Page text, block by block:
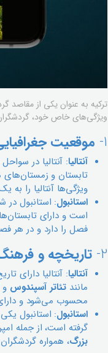
ترکیه به عنوان یکی از مقاصد
ویژگی‌های خاص خود، گردشگران
1- موقعیت
آنتالیا: آنتالیا در
تابستان و زمستان‌های
ویژگی‌ها آنتالیا را
استانبول: استانبول در
است و دارای
فصل را دارد و در هر
2- تاریخچه و
آنتالیا: آنتالیا دارای
مانند تئاتر آسپندوس و
محسوب می‌شود و
استانبول: استانبول
گرفته است، از جمله
بزرگ، همواره